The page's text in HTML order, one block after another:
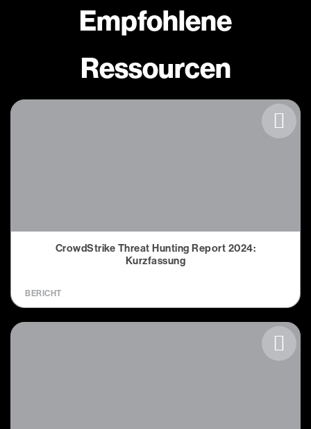
Empfohlene
Ressourcen
CrowdStrike Threat Hunting Report 2024:
Kurzfassung
BERICHT